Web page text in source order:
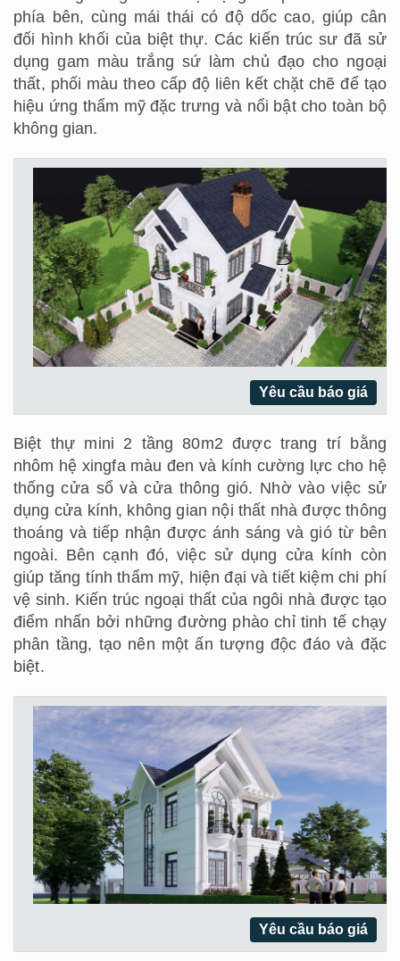
phía bên, cùng mái thái có độ dốc cao, giúp cân
đối hình khối của biệt thự. Các kiến trúc sư đã sử
dụng gam màu trắng sứ làm chủ đạo cho ngoại
thất, phối màu theo cấp độ liên kết chặt chẽ để tạo
hiệu ứng thẩm mỹ đặc trưng và nổi bật cho toàn bộ
không gian.
Yêu cầu báo giá
Biệt thự mini 2 tầng 80m2 được trang trí bằng
nhôm hệ xingfa màu đen và kính cường lực cho hệ
thống cửa sổ và cửa thông gió. Nhờ vào việc sử
dụng cửa kính, không gian nội thất nhà được thông
thoáng và tiếp nhận được ánh sáng và gió từ bên
ngoài. Bên cạnh đó, việc sử dụng cửa kính còn
giúp tăng tính thẩm mỹ, hiện đại và tiết kiệm chi phí
vệ sinh. Kiến trúc ngoại thất của ngôi nhà được tạo
điểm nhấn bởi những đường phào chỉ tinh tế chạy
phân tầng, tạo nên một ấn tượng độc đáo và đặc
biệt.
Yêu cầu báo giá